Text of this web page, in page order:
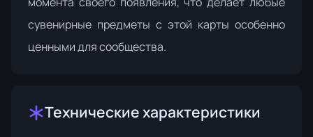
сувенирные предметы с этой карты особенно
ценными для сообщества.
Технические характеристики